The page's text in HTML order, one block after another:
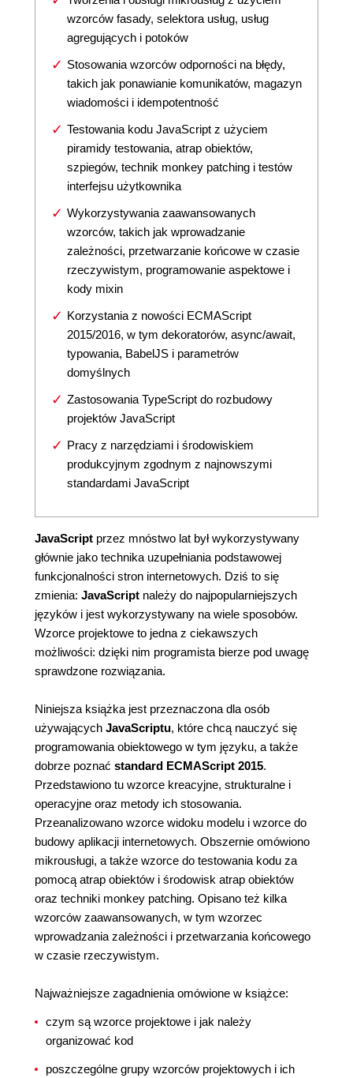
wzorców fasady, selektora usług, usług
agregujących i potoków
Stosowania wzorców odporności na błędy,
takich jak ponawianie komunikatów, magazyn
wiadomości i idempotentność
Testowania kodu JavaScript z użyciem
piramidy testowania, atrap obiektów,
szpiegów, technik monkey patching i testów
interfejsu użytkownika
Wykorzystywania zaawansowanych
wzorców, takich jak wprowadzanie
zależności, przetwarzanie końcowe w czasie
rzeczywistym, programowanie aspektowe i
kody mixin
Korzystania z nowości ECMAScript
2015/2016, w tym dekoratorów, async/await,
typowania, BabelJS i parametrów
domyślnych
Zastosowania TypeScript do rozbudowy
projektów JavaScript
Pracy z narzędziami i środowiskiem
produkcyjnym zgodnym z najnowszymi
standardami JavaScript
JavaScript przez mnóstwo lat był wykorzystywany
głównie jako technika uzupełniania podstawowej
funkcjonalności stron internetowych. Dziś to się
zmienia: JavaScript należy do najpopularniejszych
języków i jest wykorzystywany na wiele sposobów.
Wzorce projektowe to jedna z ciekawszych
możliwości: dzięki nim programista bierze pod uwagę
sprawdzone rozwiązania.
Niniejsza książka jest przeznaczona dla osób
używających JavaScriptu, które chcą nauczyć się
programowania obiektowego w tym języku, a także
dobrze poznać standard ECMAScript 2015.
Przedstawiono tu wzorce kreacyjne, strukturalne i
operacyjne oraz metody ich stosowania.
Przeanalizowano wzorce widoku modelu i wzorce do
budowy aplikacji internetowych. Obszernie omówiono
mikrousługi, a także wzorce do testowania kodu za
pomocą atrap obiektów i środowisk atrap obiektów
oraz techniki monkey patching. Opisano też kilka
wzorców zaawansowanych, w tym wzorzec
wprowadzania zależności i przetwarzania końcowego
w czasie rzeczywistym.
Najważniejsze zagadnienia omówione w książce:
czym są wzorce projektowe i jak należy
organizować kod
poszczególne grupy wzorców projektowych i ich